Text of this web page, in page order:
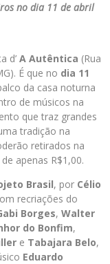
no dia 11 de abril
d’ A Autêntica (Rua
É que no dia 11
da casa noturna
de músicos na
que traz grandes
tradição na
retirados na
apenas R$1,00.
Brasil, por Célio
recriações do
Borges, Walter
do Bonfim,
e Tabajara Belo,
Eduardo